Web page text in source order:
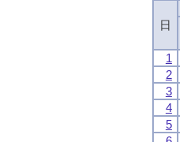
日
1
2
3
4
5